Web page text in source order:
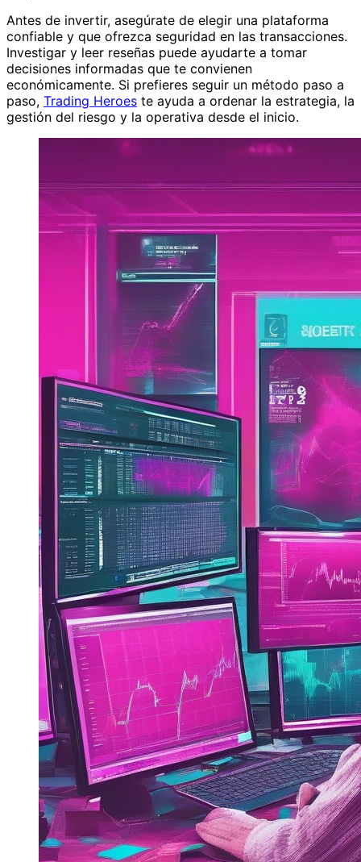
Antes de invertir, asegúrate de elegir una plataforma
confiable y que ofrezca seguridad en las transacciones.
Investigar y leer reseñas puede ayudarte a tomar
decisiones informadas que te convienen
económicamente. Si prefieres seguir un método paso a
paso, Trading Heroes te ayuda a ordenar la estrategia, la
gestión del riesgo y la operativa desde el inicio.